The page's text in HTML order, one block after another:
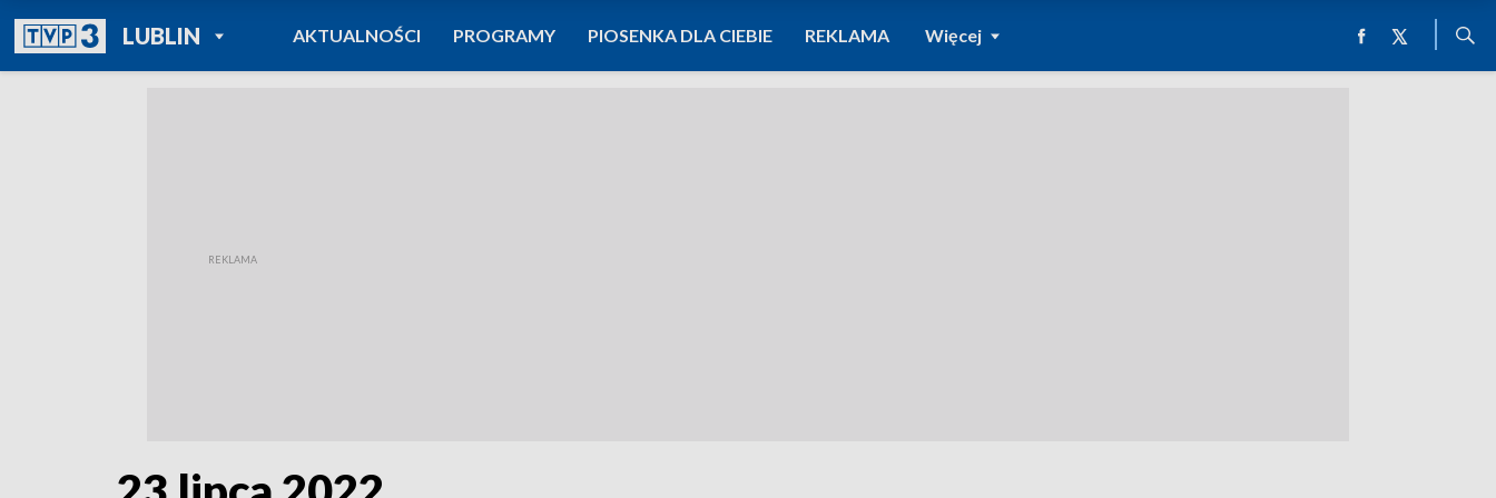
LUBLINPOWRÓT DO
TVP REGIONY
AKTUALNOŚCI PROGRAMY PIOSENKA DLA CIEBIE REKLAMA Więcej